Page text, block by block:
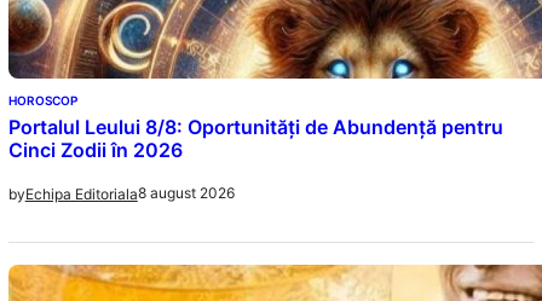
HOROSCOP
Portalul Leului 8/8: Oportunități de Abundență pentru
Cinci Zodii în 2026
byEchipa Editoriala8 august 2026